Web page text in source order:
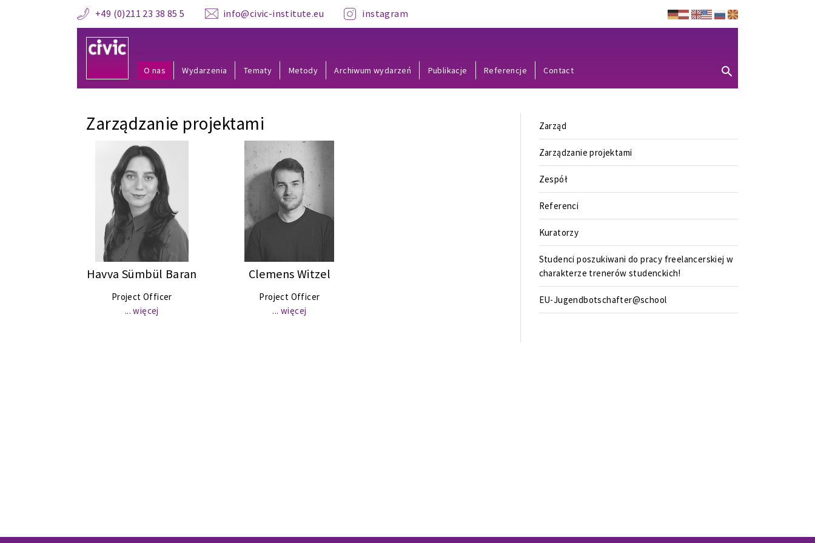
+49 (0)211 23 38 85 5 info@civic-institute.eu instagram
O nas Wydarzenia Tematy Metody Archiwum wydarzeń Publikacje Referencje Contact
Zarządzanie projektami
Havva Sümbül Baran
Project Officer
... więcej
Clemens Witzel
Project Officer
... więcej
Zarząd
Zarządzanie projektami
Zespół
Referenci
Kuratorzy
Studenci poszukiwani do pracy freelancerskiej w
charakterze trenerów studenckich!
EU-Jugendbotschafter@school